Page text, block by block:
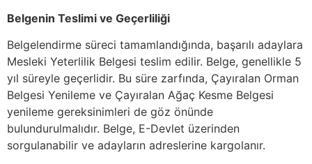
Belgenin Teslimi ve Geçerliliği
Belgelendirme süreci tamamlandığında, başarılı adaylara
Mesleki Yeterlilik Belgesi teslim edilir. Belge, genellikle 5
yıl süreyle geçerlidir. Bu süre zarfında, Çayıralan Orman
Belgesi Yenileme ve Çayıralan Ağaç Kesme Belgesi
yenileme gereksinimleri de göz önünde
bulundurulmalıdır. Belge, E-Devlet üzerinden
sorgulanabilir ve adayların adreslerine kargolanır.